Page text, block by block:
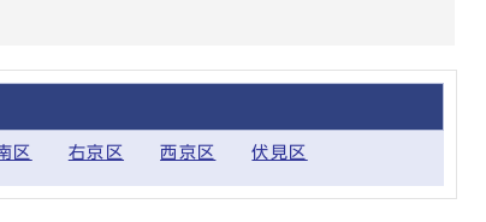
区 右京区 西京区 伏見区